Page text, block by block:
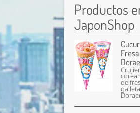
Productos
JaponShop
de